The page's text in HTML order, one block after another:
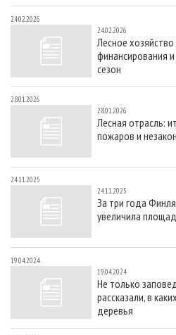
24.02.2026
24.02.2026
Лесное
финансирования
сезон
28.01.2026
28.01.2026
Лесная отрасль:
пожаров и
24.11.2025
24.11.2025
За три года
увеличила
19.04.2024
19.04.2024
Не только
рассказали, в
деревья